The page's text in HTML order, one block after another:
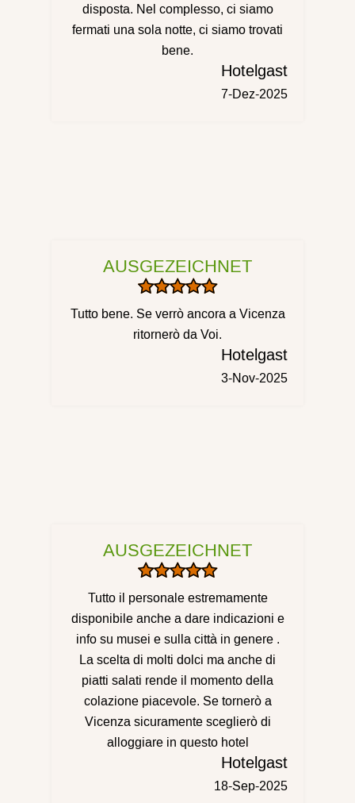
disposta. Nel complesso, ci siamo
fermati una sola notte, ci siamo trovati
bene.
Hotelgast
7-Dez-2025
AUSGEZEICHNET
Tutto bene. Se verrò ancora a Vicenza
ritornerò da Voi.
Hotelgast
3-Nov-2025
AUSGEZEICHNET
Tutto il personale estremamente
disponibile anche a dare indicazioni e
info su musei e sulla città in genere .
La scelta di molti dolci ma anche di
piatti salati rende il momento della
colazione piacevole. Se tornerò a
Vicenza sicuramente sceglierò di
alloggiare in questo hotel
Hotelgast
18-Sep-2025